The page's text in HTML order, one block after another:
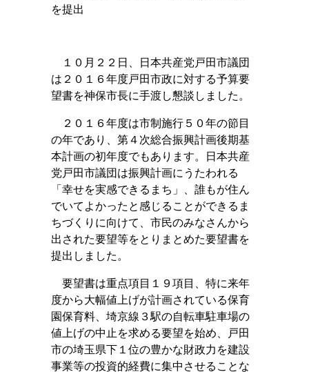
を提出
１０ 月 ２２ 日、
日本共産党戸田市議団
は２０１６年度戸田市政に対する予算要
望書を神保市長に手渡し懇談しました。
２０１６年度は市制施行 ５０年の節目
の年であり、第４次総合振興計画後期基
本計画の初年度でもあります。日本共産
党戸田市議団は振興計画にうたわれる
「幸せを実感できるまち」、誰もが住ん
でいてよかったと感じることができるま
ちづくりに向けて、市民のみなさんから
出された要望等をとりまとめた要望書を
提出しました。
要望書は重点項目 １９ 項目、特に来年
度から大幅値上げが計画されている保育
園保育料、埼京線３駅の自転車駐車場の
値上げの中止を求める要望を始め、戸田
市の埼玉県下１位の豊かな財政力を建設
事業等の投資的経費に集中させることな